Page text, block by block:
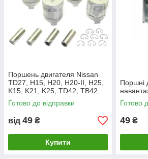
8. Mazda: EX, AH, EH, FX, FA, XA...
Докладніші відомості: https://eurocar-
Поршень двигателя Nissan
TD27, H15, H20, H20-II, H25,
K15, K21, K25, TD42, TB42
Готово до відправки
від 49 ₴
Купити
Поршні
Готово
49 ₴